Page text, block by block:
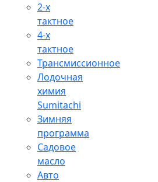
2-х
тактное
4-х
тактное
Трансмиссионное
Лодочная
химия
Sumitachi
Зимняя
программа
Садовое
масло
Авто